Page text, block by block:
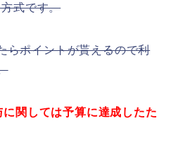
式です。
らポイントが貰えるので利
関しては予算に達成したた